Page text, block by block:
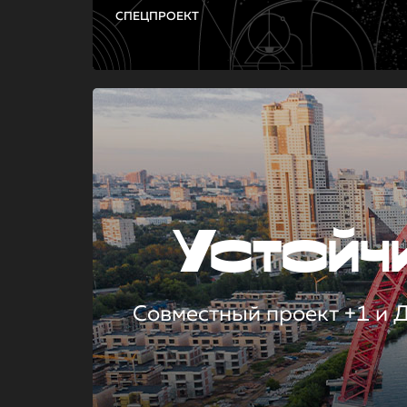
СПЕЦПРОЕКТ
Совместный проект +1 и